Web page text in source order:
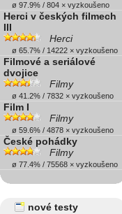
ø 97.9% / 804 × vyzkoušeno
Herci v českých filmech
III
Herci
ø 65.7% / 14222 × vyzkoušeno
Filmové a seriálové
dvojice
Filmy
ø 41.2% / 7832 × vyzkoušeno
Film I
Filmy
ø 59.6% / 4878 × vyzkoušeno
České pohádky
Filmy
ø 77.4% / 75568 × vyzkoušeno
nové testy